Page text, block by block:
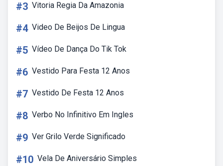
#3 Vitoria Regia Da Amazonia
#4 Video De Beijos De Lingua
#5 Vídeo De Dança Do Tik Tok
#6 Vestido Para Festa 12 Anos
#7 Vestido De Festa 12 Anos
#8 Verbo No Infinitivo Em Ingles
#9 Ver Grilo Verde Significado
#10 Vela De Aniversário Simples